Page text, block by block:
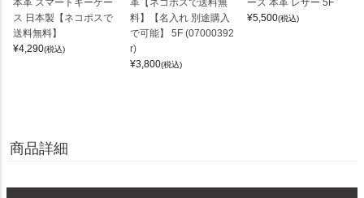
本革 スマートキーケー
ス 日本製【ネコポスで
送料無料】
¥4,290(税込)
革【ネコポスで送料無
料】【名入れ 別途購入
で可能】 5F (07000392
r)
¥3,800(税込)
ース 本革 レザー 5F
¥5,500(税込)
商品詳細